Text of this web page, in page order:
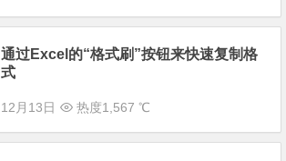
通过Excel的“格式刷”按钮来快速复制格
式
12月13日 热度1,567 ℃